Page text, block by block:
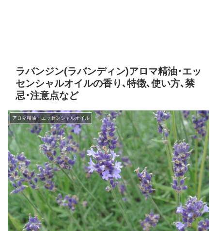
ラバンジン(ラバンディン)アロマ精油･エッ
センシャルオイルの香り､特徴､使い方､禁
忌･注意点など
アロマ精油・エッセンシャルオイル